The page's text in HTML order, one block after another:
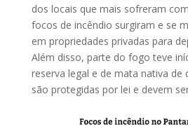
dos locais que mais sofreram
focos de incêndio surgiram e se
em propriedades privadas para
Além disso, parte do fogo teve
reserva legal e de mata nativa de
são protegidas por lei e devem